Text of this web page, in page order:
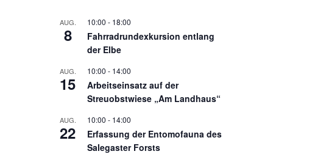
AUG.
8
10:00 - 18:00
Fahrradrundexkursion entlang
der Elbe
AUG.
15
10:00 - 14:00
Arbeitseinsatz auf der
Streuobstwiese „Am Landhaus“
AUG.
22
10:00 - 14:00
Erfassung der Entomofauna des
Salegaster Forsts